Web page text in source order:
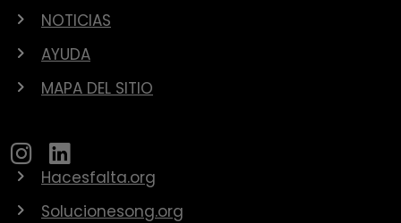
NOTICIAS
AYUDA
MAPA DEL SITIO
Hacesfalta.org
Solucionesong.org